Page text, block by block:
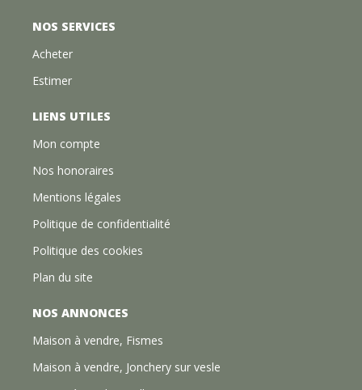
NOS SERVICES
Acheter
Estimer
LIENS UTILES
Mon compte
Nos honoraires
Mentions légales
Politique de confidentialité
Politique des cookies
Plan du site
NOS ANNONCES
Maison à vendre, Fismes
Maison à vendre, Jonchery sur vesle